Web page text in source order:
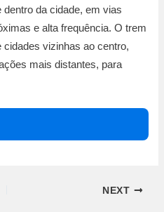
da cidade, em vias
e alta frequência. O trem
cidades vizinhas ao centro,
mais distantes, para
NEXT